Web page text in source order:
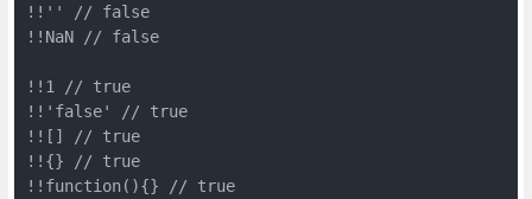
!!'' // false
!!NaN // false
!!1 // true
!!'false' // true
!![] // true
!!{} // true
!!function(){} // true